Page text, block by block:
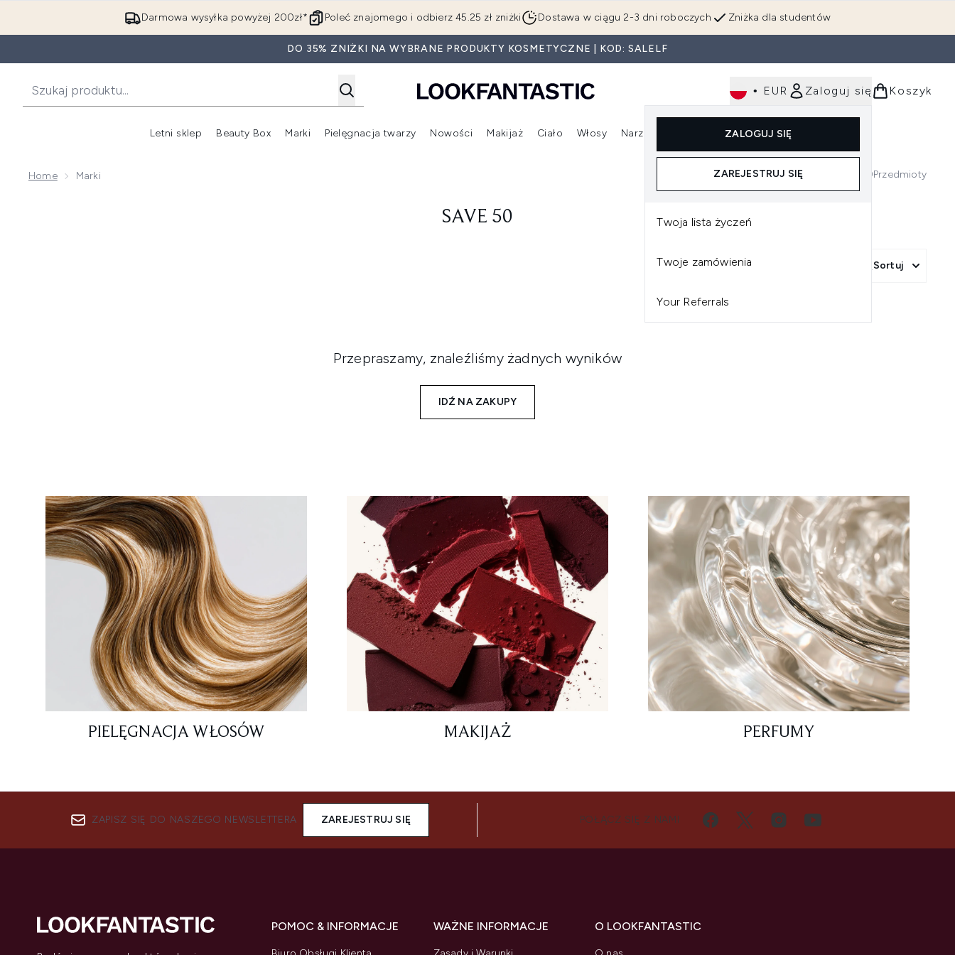
Przejdź do głównej treści
Darmowa wysyłka powyżej 200zł* Zniżka dla studentów
Poleć znajomego i odbierz 45.25 zł zniżki Dostawa w ciągu 2-3 dni roboczych
DO 35% ZNIŻKI NA WYBRANE PRODUKTY KOSMETYCZNE | KOD: SALELF
• EUR Zaloguj się
ZALOGUJ SIĘ
ZAREJESTRUJ SIĘ
Twoja lista życzeń
Twoje zamówienia
Your Referrals
Koszyk
Letni sklep Beauty Box
Wejdź do podmenu (Beauty Box)
Marki
Wejdź do podmenu (Marki)
Pielęgnacja twarzy
Wejdź do podmenu (Pielęgnacja twarzy)
Nowości
Wejdź do podmenu (Nowości)
Makijaż
Wejdź do podmenu (Makijaż)
Ciało Włosy
Wejdź do podmenu (Włosy)
Narzędzia
Wejdź do podmenu (Narzędzia)
Dla mężczyzn
Home Marki 0Przedmioty
SAVE 50
Sortuj
Przepraszamy, znaleźliśmy żadnych wyników
IDŹ NA ZAKUPY
PIELĘGNACJA WŁOSÓW MAKIJAŻ PERFUMY
ZAPISZ SIĘ DO NASZEGO NEWSLETTERA ZAREJESTRUJ SIĘ POŁĄCZ SIĘ Z NAMI
POMOC & INFORMACJE WAŻNE INFORMACJE O LOOKFANTASTIC